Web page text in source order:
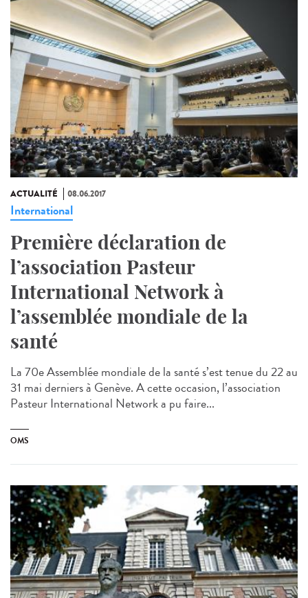
ACTUALITÉ 08.06.2017
International
Première déclaration de
l’association Pasteur
International Network à
l’assemblée mondiale de la
santé
La 70e Assemblée mondiale de la santé s’est tenue du 22 au
31 mai derniers à Genève. A cette occasion, l’association
Pasteur International Network a pu faire...
OMS